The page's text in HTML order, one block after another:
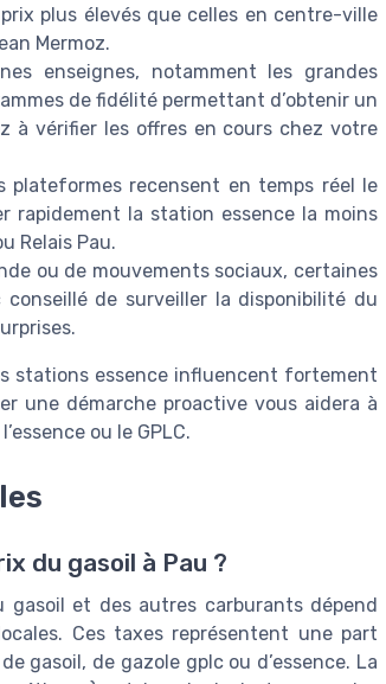
plus élevés que celles en centre-ville
Mermoz.
enseignes, notamment les grandes
de fidélité permettant d’obtenir un
à vérifier les offres en cours chez votre
plateformes recensent en temps réel le
rapidement la station essence la moins
Relais Pau.
ou de mouvements sociaux, certaines
de surveiller la disponibilité du
stations essence influencent fortement
une démarche proactive vous aidera à
ou le GPLC.
du gasoil à Pau ?
gasoil et des autres carburants dépend
Ces taxes représentent une part
gasoil, de gazole gplc ou d’essence. La